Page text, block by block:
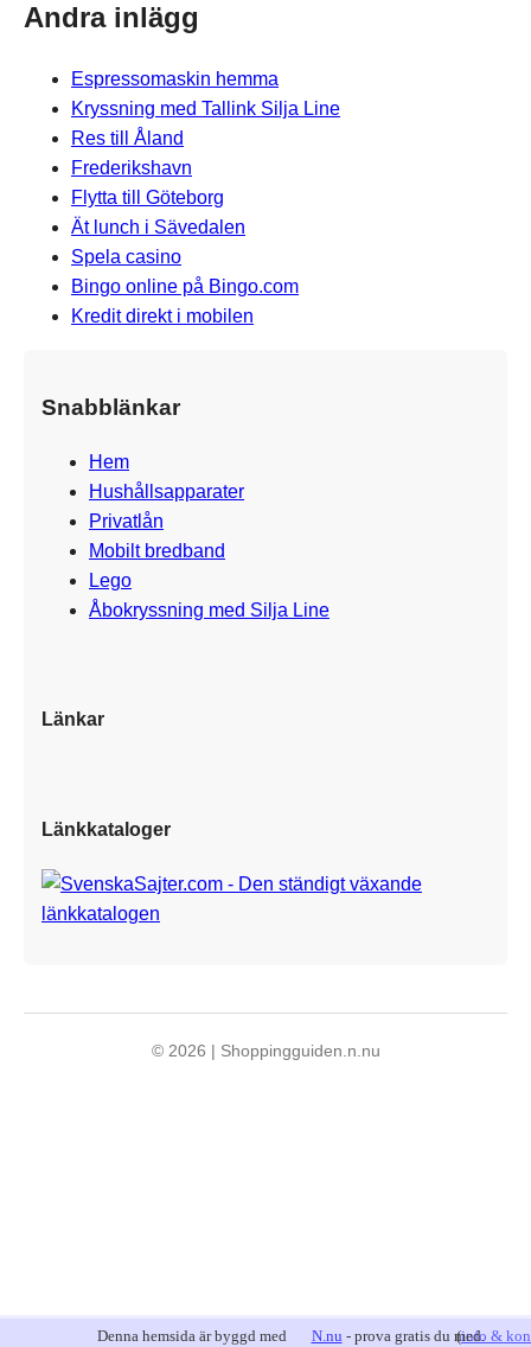
Andra inlägg
Espressomaskin hemma
Kryssning med Tallink Silja Line
Res till Åland
Frederikshavn
Flytta till Göteborg
Ät lunch i Sävedalen
Spela casino
Bingo online på Bingo.com
Kredit direkt i mobilen
Snabblänkar
Hem
Hushållsapparater
Privatlån
Mobilt bredband
Lego
Åbokryssning med Silja Line
Länkar
Länkkataloger
© 2026 | Shoppingguiden.n.nu
Denna hemsida är byggd med N.nu - prova gratis du med.
(info &